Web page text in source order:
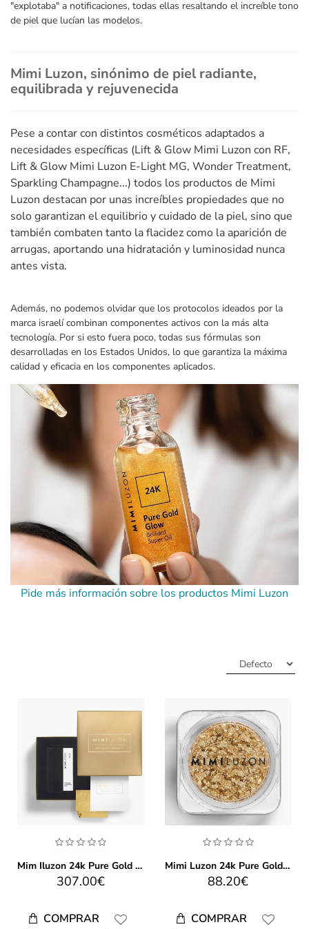
"explotaba" a notificaciones, todas ellas resaltando el increíble tono
de piel que lucían las modelos.
Mimi Luzon, sinónimo de piel radiante,
equilibrada y rejuvenecida
Pese a contar con distintos cosméticos adaptados a
necesidades específicas (Lift & Glow Mimi Luzon con RF,
Lift & Glow Mimi Luzon E-Light MG, Wonder Treatment,
Sparkling Champagne...) todos los productos de Mimi
Luzon destacan por unas increíbles propiedades que no
solo garantizan el equilibrio y cuidado de la piel, sino que
también combaten tanto la flacidez como la aparición de
arrugas, aportando una hidratación y luminosidad nunca
antes vista.
Además, no podemos olvidar que los protocolos ideados por la
marca israelí combinan componentes activos con la más alta
tecnología. Por si esto fuera poco, todas sus fórmulas son
desarrolladas en los Estados Unidos, lo que garantiza la máxima
calidad y eficacia en los componentes aplicados.
Pide más información sobre los productos Mimi Luzon
Mim Iluzon 24k Pure Gold Treatment
307.00€
COMPRAR
Mimi Luzon 24k Pure Gold Dust
88.20€
COMPRAR